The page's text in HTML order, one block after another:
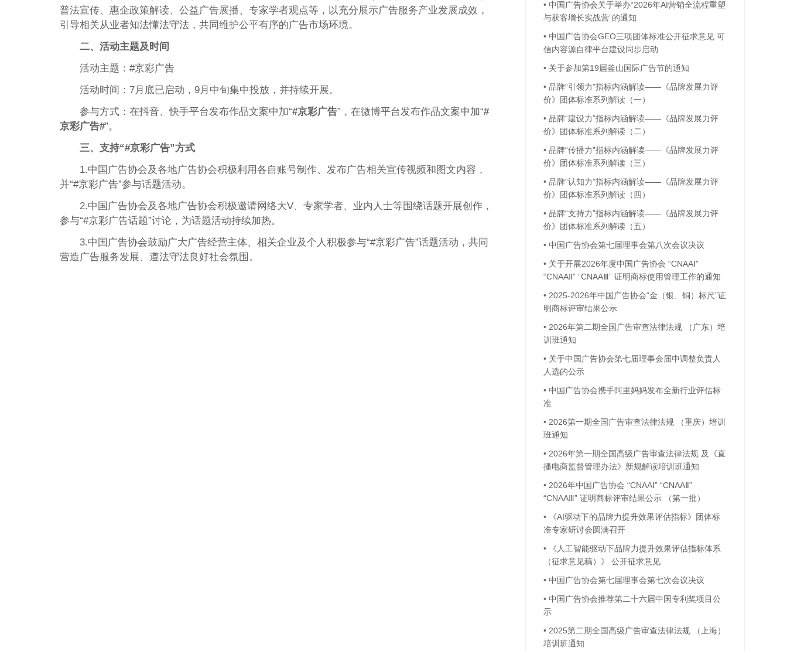
普法宣传、惠企政策解读、公益广告展播、专家学者观点等，以充分展示广告服务产业发展成效，
引导相关从业者知法懂法守法，共同维护公平有序的广告市场环境。
二、活动主题及时间
活动主题：#京彩广告
活动时间：7月底已启动，9月中旬集中投放，并持续开展。
参与方式：在抖音、快手平台发布作品文案中加“#京彩广告”，在微博平台发布作品文案中加“#
京彩广告#”。
三、支持“#京彩广告”方式
1.中国广告协会及各地广告协会积极利用各自账号制作、发布广告相关宣传视频和图文内容，
并“#京彩广告”参与话题活动。
2.中国广告协会及各地广告协会积极邀请网络大V、专家学者、业内人士等围绕话题开展创作，
参与“#京彩广告话题”讨论，为话题活动持续加热。
3.中国广告协会鼓励广大广告经营主体、相关企业及个人积极参与“#京彩广告”话题活动，共同
营造广告服务发展、遵法守法良好社会氛围。
• 中国广告协会关于举办“2026年AI营销全流程重塑
与获客增长实战营”的通知
• 中国广告协会GEO三项团体标准公开征求意见 可
信内容源自律平台建设同步启动
• 关于参加第19届釜山国际广告节的通知
• 品牌“引领力”指标内涵解读——《品牌发展力评
价》团体标准系列解读（一）
• 品牌“建设力”指标内涵解读——《品牌发展力评
价》团体标准系列解读（二）
• 品牌“传播力”指标内涵解读——《品牌发展力评
价》团体标准系列解读（三）
• 品牌“认知力”指标内涵解读——《品牌发展力评
价》团体标准系列解读（四）
• 品牌“支持力”指标内涵解读——《品牌发展力评
价》团体标准系列解读（五）
• 中国广告协会第七届理事会第八次会议决议
• 关于开展2026年度中国广告协会 “CNAAⅠ”
“CNAAⅡ” “CNAAⅢ” 证明商标使用管理工作的通知
• 2025-2026年中国广告协会“金（银、铜）标尺”证
明商标评审结果公示
• 2026年第二期全国广告审查法律法规 （广东）培
训班通知
• 关于中国广告协会第七届理事会届中调整负责人
人选的公示
• 中国广告协会携手阿里妈妈发布全新行业评估标
准
• 2026第一期全国广告审查法律法规 （重庆）培训
班通知
• 2026年第一期全国高级广告审查法律法规 及《直
播电商监督管理办法》新规解读培训班通知
• 2026年中国广告协会 “CNAAⅠ” “CNAAⅡ”
“CNAAⅢ” 证明商标评审结果公示 （第一批）
•
《AI驱动下的品牌力提升效果评估指标》团体标
准专家研讨会圆满召开
•
《人工智能驱动下品牌力提升效果评估指标体系
（征求意见稿）》 公开征求意见
• 中国广告协会第七届理事会第七次会议决议
• 中国广告协会推荐第二十六届中国专利奖项目公
示
• 2025第二期全国高级广告审查法律法规 （上海）
培训班通知